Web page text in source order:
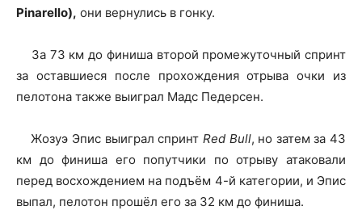
Pinarello), они вернулись в гонку.
За 73 км до финиша второй промежуточный спринт
за оставшиеся после прохождения отрыва очки из
пелотона также выиграл Мадс Педерсен.
Жозуэ Эпис выиграл спринт Red Bull, но затем за 43
км до финиша его попутчики по отрыву атаковали
перед восхождением на подъём 4-й категории, и Эпис
выпал, пелотон прошёл его за 32 км до финиша.